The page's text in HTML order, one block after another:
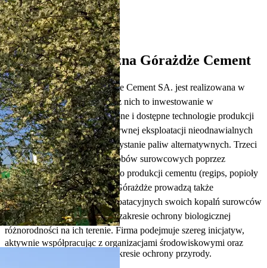
Strona główna
CSR
Ochrona Środowiska
Strategia ekologiczna Górażdże Cement
Strategia ekologiczna Górażdże Cement SA. jest realizowana w
czterech obszarach. Pierwszy z nich to inwestowanie w
najnowocześniejsze, sprawdzone i dostępne technologie produkcji
cementu. Drugi dotyczy efektywnej eksploatacji nieodnawialnych
źródeł energii poprzez wykorzystanie paliw alternatywnych. Trzeci
to efektywna eksploatacja zasobów surowcowych poprzez
zwiększenie ilości dodatków do produkcji cementu (regips, popioły
lotne, żużel wielkopiecowy). Górażdże prowadzą także
rekultywację terenów poeksploatacyjnych swoich kopalń surowców
oraz programowe działania w zakresie ochrony biologicznej
różnorodności na ich terenie. Firma podejmuje szereg inicjatyw,
aktywnie współpracując z organizacjami środowiskowymi oraz
placówkami naukowymi w zakresie ochrony przyrody.